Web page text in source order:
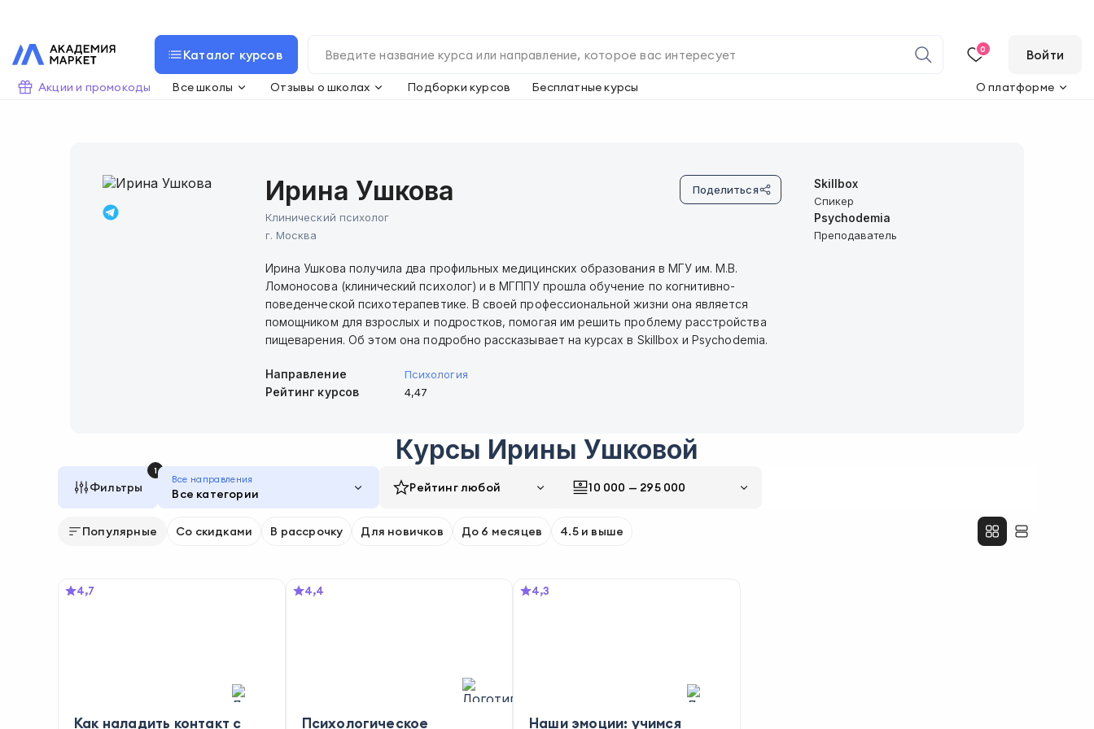
Каталог курсов 0 Войти
Акции и промокоды Все школы Отзывы о школах Подборки курсов Бесплатные курсы О платформе
Ирина Ушкова Поделиться
Клинический психолог
г. Москва
Ирина Ушкова получила два профильных медицинских образования в МГУ им. М.В.
Ломоносова (клинический психолог) и в МГППУ прошла обучение по когнитивно-
поведенческой психотерапевтике. В своей профессиональной жизни она является
помощником для взрослых и подростков, помогая им решить проблему расстройства
пищеварения. Об этом она подробно рассказывает на курсах в Skillbox и Psychodemia.
Направление Психология
Рейтинг курсов 4,47
Skillbox
Спикер
Psychodemia
Преподаватель
Курсы Ирины Ушковой
Фильтры
1
Все направления
Все категории Рейтинглюбой 10 000 — 295 000
Популярные Со скидками В рассрочку Для новичков До 6 месяцев 4.5 и выше
4,7
Как наладить контакт с
4,4
Психологическое
4,3
Наши эмоции: учимся